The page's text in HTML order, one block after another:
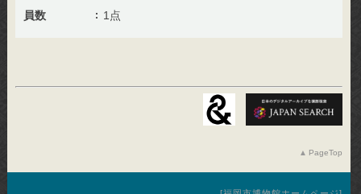
員数 1点
PageTop